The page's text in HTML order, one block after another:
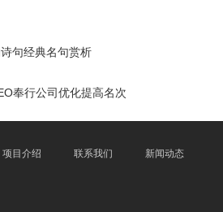
句经典名句赏析
奉行公司优化提高名次
项目介绍 联系我们 新闻动态